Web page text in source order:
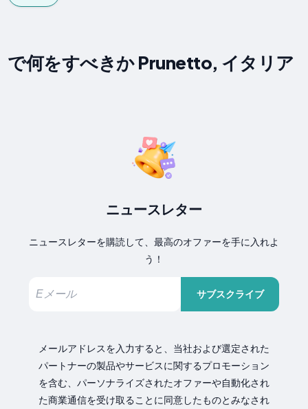
で何をすべきか Prunetto, イタリア
ニュースレター
ニュースレターを購読して、最高のオファーを手に入れよ
う！
サブスクライブ
メールアドレスを入力すると、当社および選定された
パートナーの製品やサービスに関するプロモーション
を含む、パーソナライズされたオファーや自動化され
た商業通信を受け取ることに同意したものとみなされ